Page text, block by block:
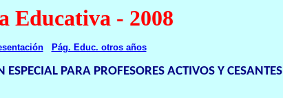
Educativa - 2008
Pág. Educ. otros años
PARA PROFESORES ACTIVOS Y CESANTES